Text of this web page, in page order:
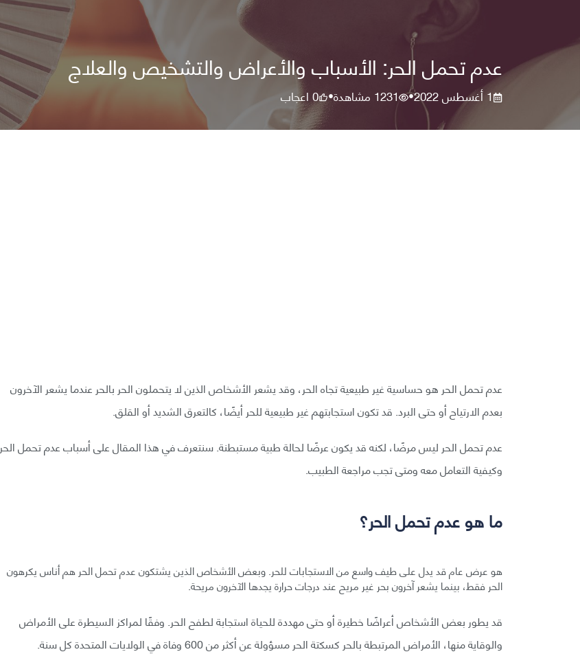
عدم تحمل الحر: الأسباب والأعراض والتشخيص والعلاج
1 أغسطس 2022 •
1231 مشاهدة•
0اعجاب
عدم تحمل الحر هو حساسية غير طبيعية تجاه الحر، وقد يشعر الأشخاص الذين لا يتحملون الحر بالحر عندما يشعر الآخرون
بعدم الارتياح أو حتى البرد. قد تكون استجابتهم غير طبيعية للحر أيضًا، كالتعرق الشديد أو القلق.
عدم تحمل الحر ليس مرضًا، لكنه قد يكون عرضًا لحالة طبية مستبطنة. سنتعرف في هذا المقال على أسباب عدم تحمل الحر
وكيفية التعامل معه ومتى تجب مراجعة الطبيب.
ما هو عدم تحمل الحر؟
هو عرض عام قد يدل على طيف واسع من الاستجابات للحر. وبعض الأشخاص الذين يشتكون عدم تحمل الحر هم أناس يكرهون
الحر فقط، بينما يشعر آخرون بحر غير مريح عند درجات حرارة يجدها الآخرون مريحة.
قد يطور بعض الأشخاص أعراضًا خطيرة أو حتى مهددة للحياة استجابة لطفح الحر. وفقًا لمراكز السيطرة على الأمراض
والوقاية منها، الأمراض المرتبطة بالحر كسكتة الحر مسؤولة عن أكثر من 600 وفاة في الولايات المتحدة كل سنة.